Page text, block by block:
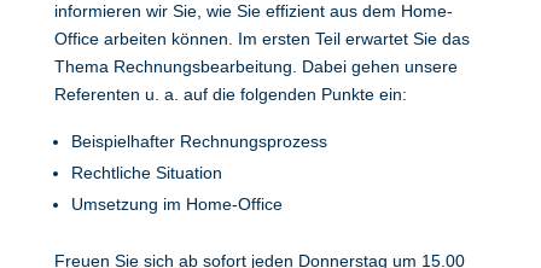
informieren wir Sie, wie Sie effizient aus dem Home-
Office arbeiten können. Im ersten Teil erwartet Sie das
Thema Rechnungsbearbeitung. Dabei gehen unsere
Referenten u. a. auf die folgenden Punkte ein:
Beispielhafter Rechnungsprozess
Rechtliche Situation
Umsetzung im Home-Office
Freuen Sie sich ab sofort jeden Donnerstag um 15.00